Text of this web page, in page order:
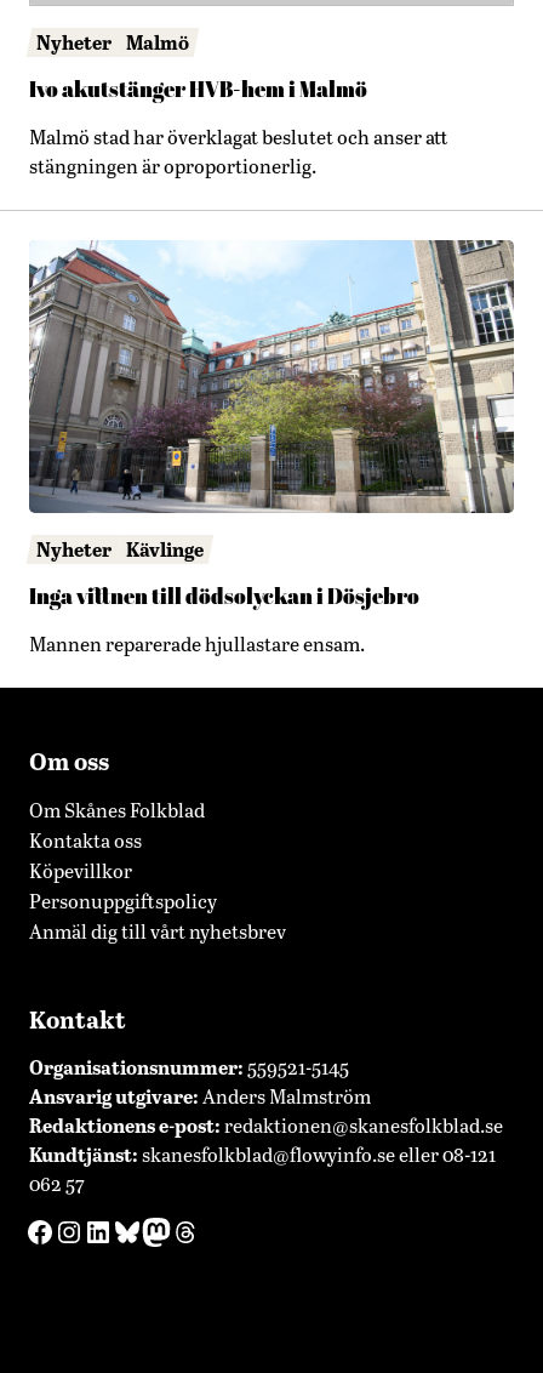
Nyheter Malmö
Ivo akutstänger HVB-hem i Malmö
Malmö stad har överklagat beslutet och anser att
stängningen är oproportionerlig.
Nyheter Kävlinge
Inga vittnen till dödsolyckan i Dösjebro
Mannen reparerade hjullastare ensam.
Om oss
Om Skånes Folkblad
Kontakta oss
Köpevillkor
Personuppgiftspolicy
Anmäl dig till vårt nyhetsbrev
Kontakt
Organisationsnummer: 559521-5145
Ansvarig utgivare: Anders Malmström
Redaktionense-post:redaktionen@skanesfolkblad.se
Kundtjänst:skanesfolkblad@flowyinfo.seeller 08-121
062 57
Facebook
Instagram
LinkedIn
Bluesky
Mastodon
Threads